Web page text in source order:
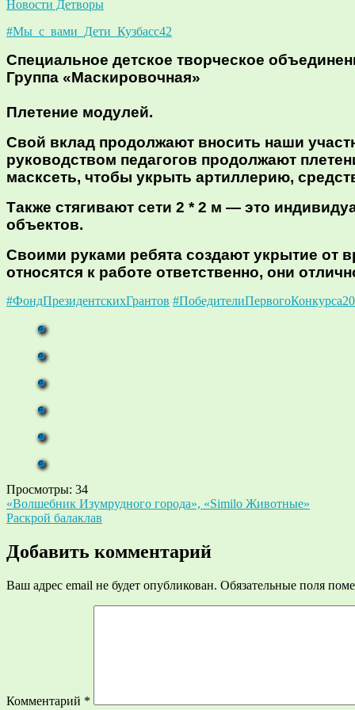
Новости Детворы
#Мы_с_вами_Дети_Кузбасс42
Специальное детское творческое
Группа «Маскировочная»
Плетение модулей.
Свой вклад продолжают вносить наши
руководством педагогов продолжают
масксеть, чтобы укрыть артиллерию,
Также стягивают сети 2 * 2 м — это
объектов.
Своими руками ребята создают укрытие от
относятся к работе ответственно, они
#ФондПрезидентскихГрантов
Просмотры: 34
Навигация
по
записям
«Волшебник Изумрудного города», «Similo Животные»
Раскрой балаклав
Добавить комментарий
Ваш адрес email не будет опубликован. Обязательные поля
Комментарий *